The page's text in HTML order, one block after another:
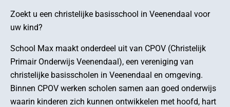
Zoekt u een christelijke basisschool in Veenendaal voor
uw kind?
School Max maakt onderdeel uit van CPOV (Christelijk
Primair Onderwijs Veenendaal), een vereniging van
christelijke basisscholen in Veenendaal en omgeving.
Binnen CPOV werken scholen samen aan goed onderwijs
waarin kinderen zich kunnen ontwikkelen met hoofd, hart